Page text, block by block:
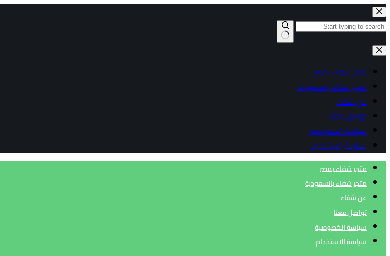
التجاوز
إلى
لا
متجر شفاء بمصر
متجر شفاء بالسعودية
عن شفاء
تواصل معنا
سياسة الخصوصية
سياسة الاستخدام
متجر شفاء بمصر
متجر شفاء بالسعودية
عن شفاء
تواصل معنا
سياسة الخصوصية
سياسة الاستخدام